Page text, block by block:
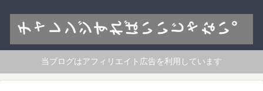
当ブログはアフィリエイト広告を利用しています